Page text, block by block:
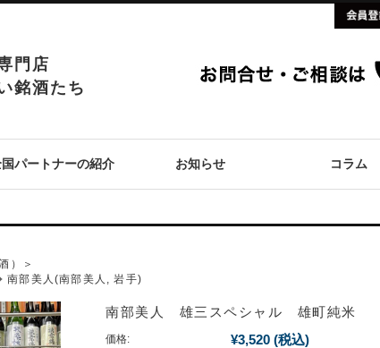
門店
銘酒たち
パートナーの紹介 お知らせ コラム
）＞
南部美人(南部美人, 岩手)
南部美人 雄三スペシャル 雄町純米
価格: ¥3,520 (税込)